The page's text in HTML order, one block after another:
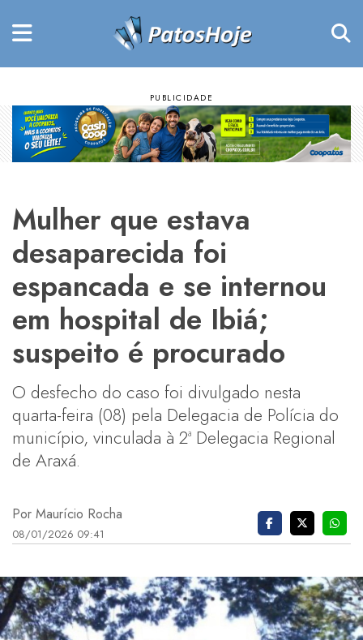
Mulher que estava
desaparecida foi
espancada e se internou
em hospital de Ibiá;
suspeito é procurado
O desfecho do caso foi divulgado nesta
quarta-feira (08) pela Delegacia de Polícia do
município, vinculada à 2ª Delegacia Regional
de Araxá.
Por Maurício Rocha
08/01/2026 09:41